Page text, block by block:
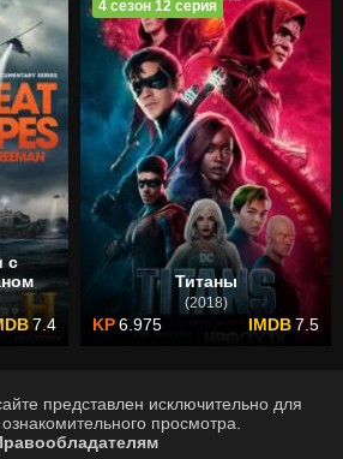
с
7.4
Титаны
(2018)
6.975 7.5
4 сезон 12 серия
представлен исключительно для
просмотра.